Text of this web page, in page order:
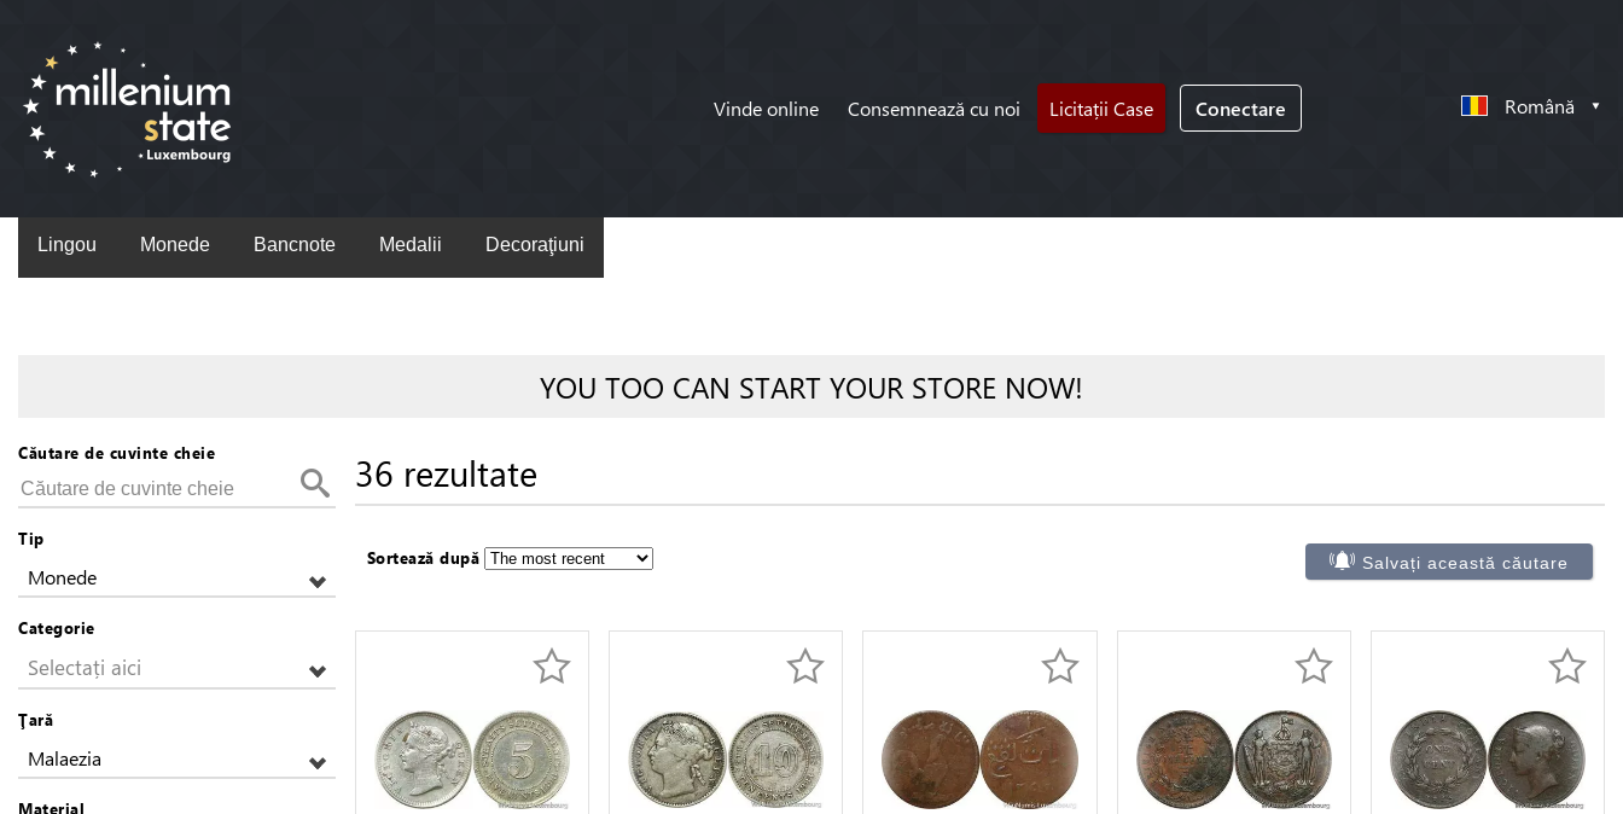
Vinde online Consemnează cu noi Licitații Case Conectare Română
Lingou Monede Bancnote Medalii Decoraţiuni
YOU TOO CAN START YOUR STORE NOW!
Căutare de cuvinte cheie
Tip
Monede
Categorie
Selectați aici
Ţară
Malaezia
Material
36 rezultate
Sortează după Salvați această căutare